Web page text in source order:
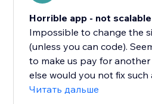
Horrible app - not scalable
Impossible to change the
(unless you can code).
to make us pay for
else would you not fix such
Читать дальше